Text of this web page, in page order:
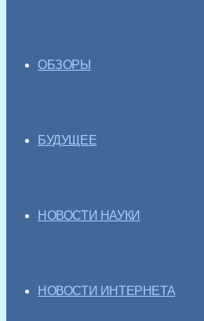
ОБЗОРЫ
БУДУЩЕЕ
НОВОСТИ НАУКИ
НОВОСТИ ИНТЕРНЕТА